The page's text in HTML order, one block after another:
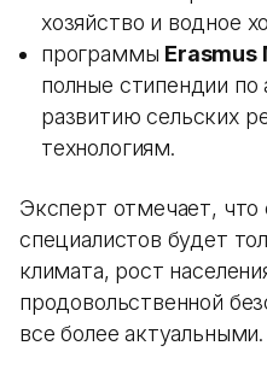
хозяйство и водное
программы Erasmus
полные стипендии по
развитию сельских
технологиям.
Эксперт отмечает, что
специалистов будет
климата, рост
продовольственной
все более актуальными.